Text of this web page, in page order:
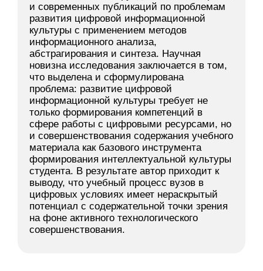
и современных публикаций по проблемам
развития цифровой информационной
культуры с применением методов
информационного анализа,
абстрагирования и синтеза. Научная
новизна исследования заключается в том,
что выделена и сформулирована
проблема: развитие цифровой
информационной культуры требует не
только формирования компетенций в
сфере работы с цифровыми ресурсами, но
и совершенствования содержания учебного
материала как базового инструмента
формирования интеллектуальной культуры
студента. В результате автор приходит к
выводу, что учебный процесс вузов в
цифровых условиях имеет нераскрытый
потенциал с содержательной точки зрения
на фоне активного технологического
совершенствования.